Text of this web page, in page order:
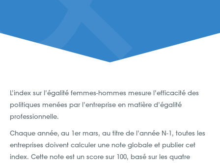
L’index sur l’égalité femmes-hommes mesure l’efficacité des
politiques menées par l’entreprise en matière d’égalité
professionnelle.
Chaque année, au 1er mars, au titre de l’année N-1, toutes les
entreprises doivent calculer une note globale et publier cet
index. Cette note est un score sur 100, basé sur les quatre